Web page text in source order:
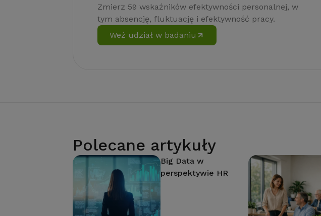
Zmierz 59 wskaźników efektywności personalnej, w
tym absencję, fluktuację i efektywność pracy.
Weź udział w badaniu
Polecane artykuły
Big Data w
perspektywie HR